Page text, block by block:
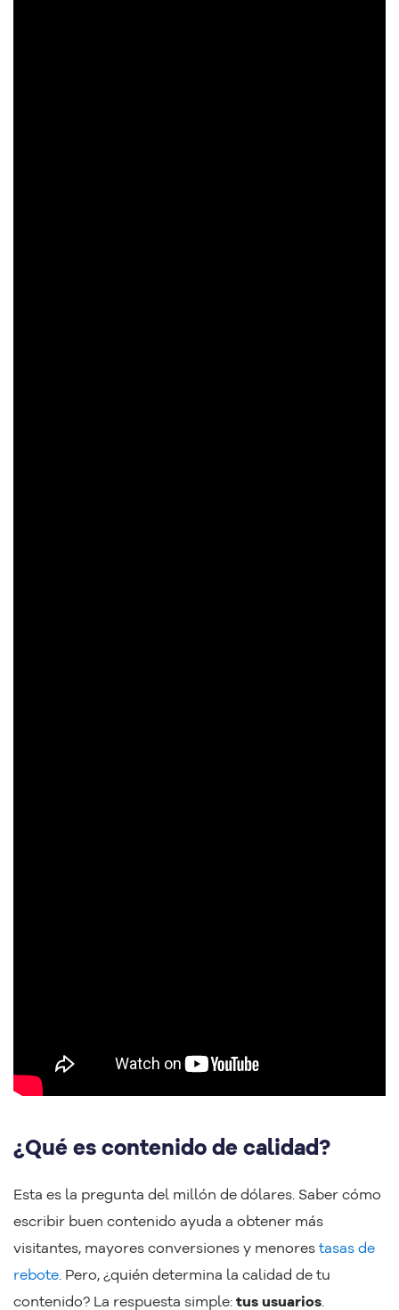
¿Qué es contenido de calidad?
Esta es la pregunta del millón de dólares. Saber cómo
escribir buen contenido ayuda a obtener más
visitantes, mayores conversiones y menores tasas de
rebote. Pero, ¿quién determina la calidad de tu
contenido? La respuesta simple: tus usuarios.